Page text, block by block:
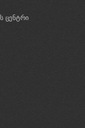
ცენტრი